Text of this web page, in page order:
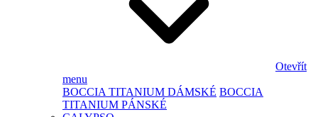
Otevřít
menu
BOCCIA TITANIUM DÁMSKÉ BOCCIA
TITANIUM PÁNSKÉ